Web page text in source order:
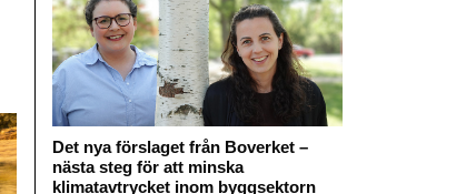
Det nya förslaget från Boverket –
nästa steg för att minska
klimatavtrycket inom byggsektorn